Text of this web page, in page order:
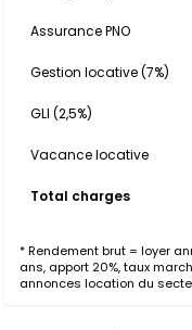
Assurance PNO
Gestion locative (7%)
GLI (2,5%)
Vacance locative
Total charges
* Rendement brut = loyer
ans, apport 20%, taux
annonces location du